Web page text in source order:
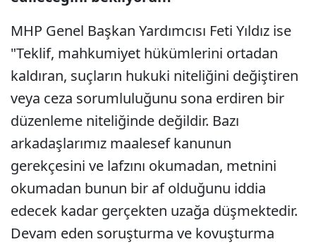
MHP Genel Başkan Yardımcısı Feti Yıldız ise
"Teklif, mahkumiyet hükümlerini ortadan
kaldıran, suçların hukuki niteliğini değiştiren
veya ceza sorumluluğunu sona erdiren bir
düzenleme niteliğinde değildir. Bazı
arkadaşlarımız maalesef kanunun
gerekçesini ve lafzını okumadan, metnini
okumadan bunun bir af olduğunu iddia
edecek kadar gerçekten uzağa düşmektedir.
Devam eden soruşturma ve kovuşturma